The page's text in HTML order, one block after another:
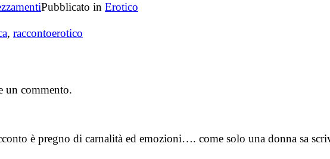
Pubblicato in Erotico
, raccontoerotico
un commento.
è pregno di carnalità ed emozioni…. come solo una donna sa